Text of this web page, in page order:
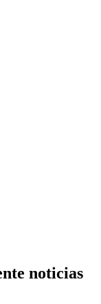
noticias